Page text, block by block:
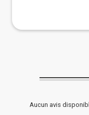
Aucun avis